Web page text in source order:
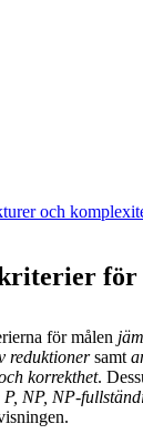
och
för
för målen
reduktionersamt
korrekthet.
NP, NP-